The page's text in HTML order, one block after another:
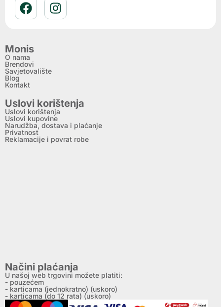
Monis
O nama
Brendovi
Savjetovalište
Blog
Kontakt
Uslovi korištenja
Uslovi korištenja
Uslovi kupovine
Narudžba, dostava i plaćanje
Privatnost
Reklamacije i povrat robe
Načini plaćanja
U našoj web trgovini možete platiti:
- pouzećem
- karticama (jednokratno) (uskoro)
- karticama (do 12 rata) (uskoro)